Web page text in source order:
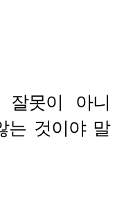
잘못이 아니
는 것이야 말